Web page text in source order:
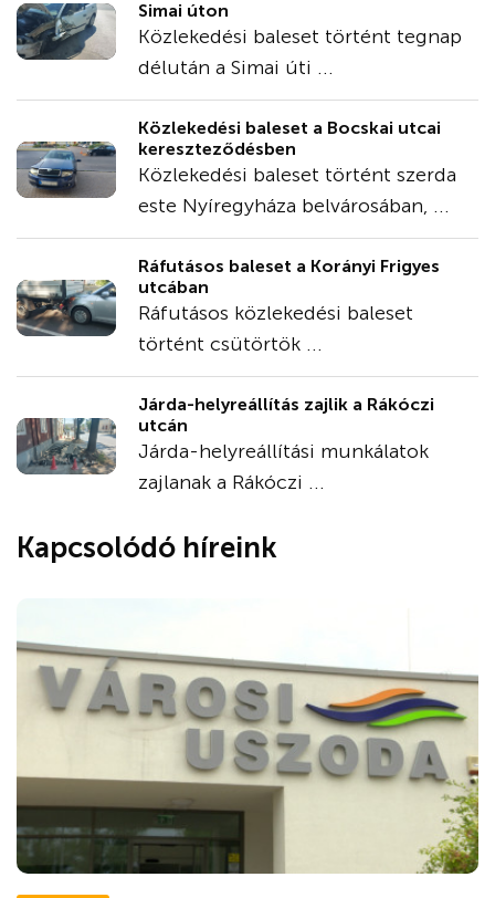
Simai úton
Közlekedési baleset történt tegnap
délután a Simai úti ...
Közlekedési baleset a Bocskai utcai
kereszteződésben
Közlekedési baleset történt szerda
este Nyíregyháza belvárosában, ...
Ráfutásos baleset a Korányi Frigyes
utcában
Ráfutásos közlekedési baleset
történt csütörtök ...
Járda-helyreállítás zajlik a Rákóczi
utcán
Járda-helyreállítási munkálatok
zajlanak a Rákóczi ...
Kapcsolódó híreink